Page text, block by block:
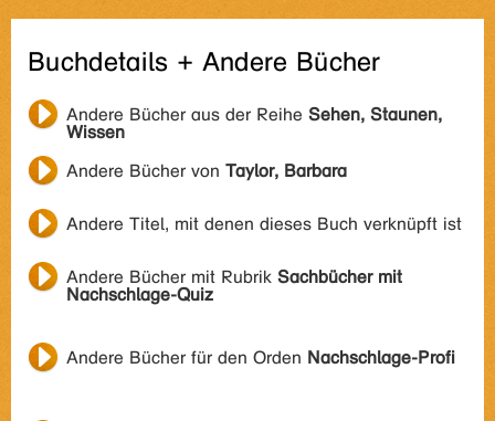
Buchdetails + Andere Bücher
Andere Bücher aus der Reihe Sehen, Staunen,
Wissen
Andere Bücher von Taylor, Barbara
Andere Titel, mit denen dieses Buch verknüpft ist
Andere Bücher mit Rubrik Sachbücher mit
Nachschlage-Quiz
Andere Bücher für den Orden Nachschlage-Profi